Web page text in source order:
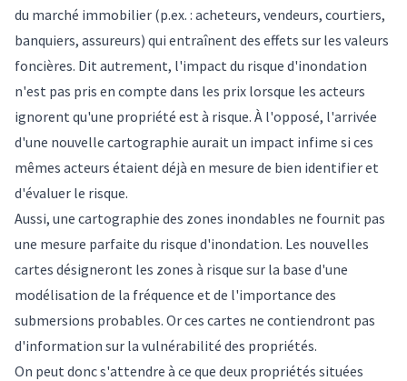
du marché immobilier (p.ex. : acheteurs, vendeurs, courtiers,
banquiers, assureurs) qui entraînent des effets sur les valeurs
foncières. Dit autrement, l'impact du risque d'inondation
n'est pas pris en compte dans les prix lorsque les acteurs
ignorent qu'une propriété est à risque. À l'opposé, l'arrivée
d'une nouvelle cartographie aurait un impact infime si ces
mêmes acteurs étaient déjà en mesure de bien identifier et
d'évaluer le risque.
Aussi, une cartographie des zones inondables ne fournit pas
une mesure parfaite du risque d'inondation. Les nouvelles
cartes désigneront les zones à risque sur la base d'une
modélisation de la fréquence et de l'importance des
submersions probables. Or ces cartes ne contiendront pas
d'information sur la vulnérabilité des propriétés.
On peut donc s'attendre à ce que deux propriétés situées